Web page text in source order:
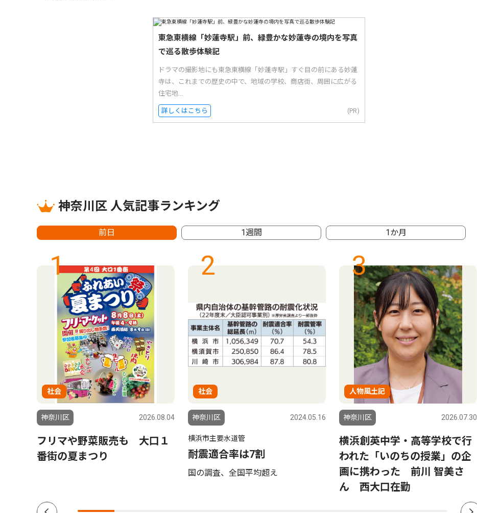
東急東横線「妙蓮寺駅」前、緑豊かな妙蓮寺の境内を写真
で巡る散歩体験記
ドラマの撮影地にも東急東横線「妙蓮寺駅」すぐ目の前にある妙蓮
寺は、これまでの歴史の中で、地域の学校、商店街、周囲に広がる
住宅地...
詳しくはこちら (PR)
神奈川区 人気記事ランキング
前日 1週間 1か月
1
社会
神奈川区 2026.08.04
フリマや野菜販売も 大口１
番街の夏まつり
2
社会
神奈川区 2024.05.16
横浜市主要水道管
耐震適合率は7割
国の調査、全国平均超え
3
人物風土記
神奈川区 2026.07.30
横浜創英中学・高等学校で行
われた「いのちの授業」の企
画に携わった 前川 智美さ
ん 西大口在勤